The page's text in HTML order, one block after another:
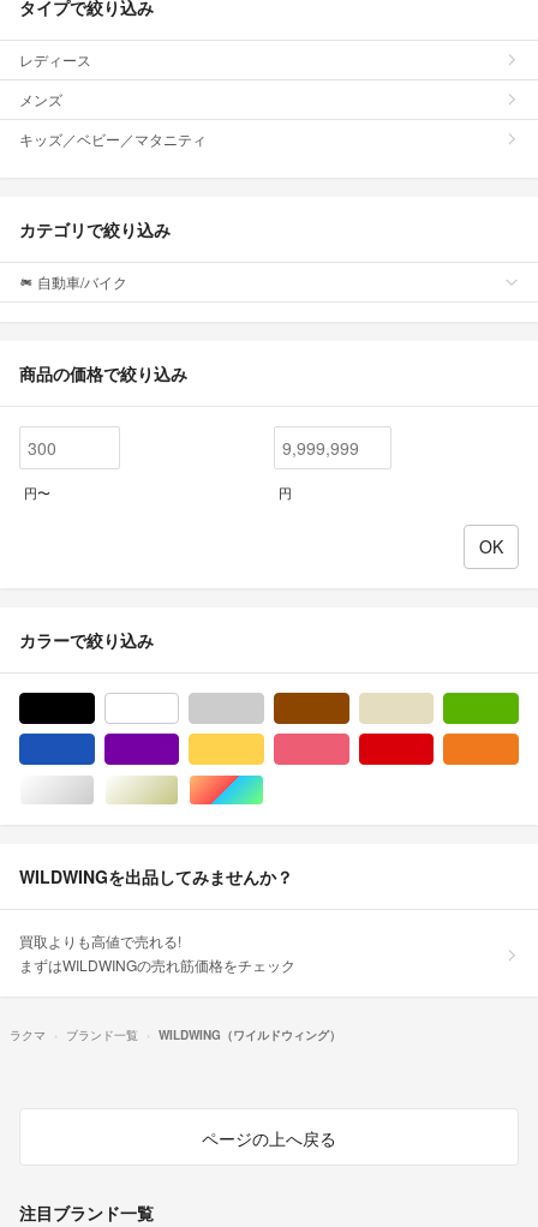
タイプで絞り込み
レディース
メンズ
キッズ／ベビー／マタニティ
カテゴリで絞り込み
自動車/バイク
商品の価格で絞り込み
円〜 円
カラーで絞り込み
シルバー/銀色系ゴールド/金色系マルチカラー
WILDWINGを出品してみませんか？
買取よりも高値で売れる!
まずはWILDWINGの売れ筋価格をチェック
ラクマ ブランド一覧 WILDWING（ワイルドウィング）
ページの上へ戻る
注目ブランド一覧